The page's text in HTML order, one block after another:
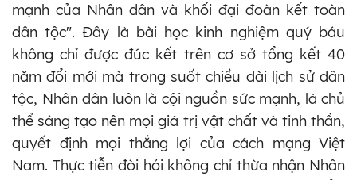
mạnh của Nhân dân và khối đại đoàn kết toàn
dân tộc". Đây là bài học kinh nghiệm quý báu
không chỉ được đúc kết trên cơ sở tổng kết 40
năm đổi mới mà trong suốt chiều dài lịch sử dân
tộc, Nhân dân luôn là cội nguồn sức mạnh, là chủ
thể sáng tạo nên mọi giá trị vật chất và tinh thần,
quyết định mọi thắng lợi của cách mạng Việt
Nam. Thực tiễn đòi hỏi không chỉ thừa nhận Nhân